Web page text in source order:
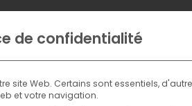
WITH
de confidentialité
site Web. Certains sont essentiels,
et votre navigation.